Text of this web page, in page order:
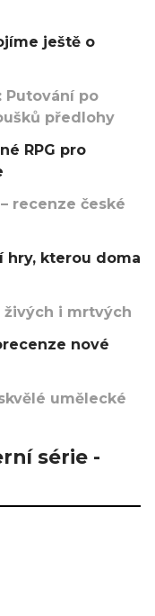
ještě o
Putování po
předlohy
RPG pro
recenze české
hry, kterou doma
živých i mrtvých
nové
umělecké
série -